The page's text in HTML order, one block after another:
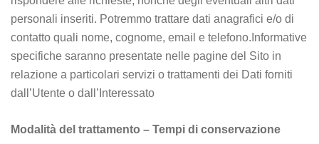
personali inseriti. Potremmo trattare dati anagrafici e/o di
contatto quali nome, cognome, email e telefono.Informative
specifiche saranno presentate nelle pagine del Sito in
relazione a particolari servizi o trattamenti dei Dati forniti
dall’Utente o dall’Interessato
Modalità del trattamento – Tempi di conservazione